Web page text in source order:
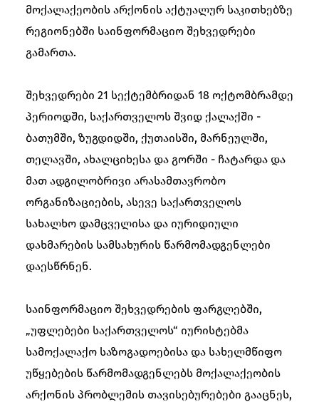
მოქალაქეობის არქონის აქტუალურ საკითხებზე
რეგიონებში საინფორმაციო შეხვედრები
გამართა.
შეხვედრები 21 სექტემბრიდან 18 ოქტომბრამდე
პერიოდში, საქართველოს შვიდ ქალაქში -
ბათუმში, ზუგდიდში, ქუთაისში, მარნეულში,
თელავში, ახალციხესა და გორში - ჩატარდა და
მათ ადგილობრივი არასამთავრობო
ორგანიზაციების, ასევე საქართველოს
სახალხო დამცველისა და იურიდიული
დახმარების სამსახურის წარმომადგენლები
დაესწრნენ.
საინფორმაციო შეხვედრების ფარგლებში,
„უფლებები საქართველოს“ იურისტებმა
სამოქალაქო საზოგადოებისა და სახელმწიფო
უწყებების წარმომადგენლებს მოქალაქეობის
არქონის პრობლემის თავისებურებები გააცნეს,